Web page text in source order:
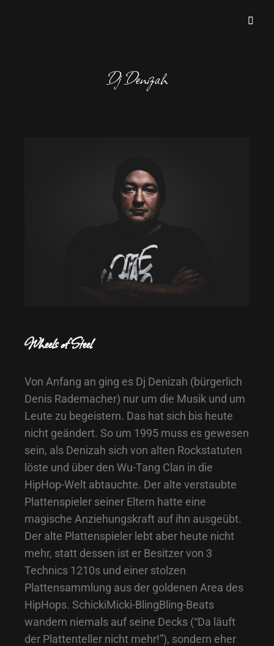
Dj Denizah
Wheels of Steel
Von Anfang an ging es Dj Denizah (bürgerlich
Denis Rademacher) nur um die Musik und um
Leute zu begeistern. Das hat sich bis heute
nicht geändert. So um 1995 muss es gewesen
sein, als Denizah sich von alten Rockstatuten
löste und über den Wu-Tang Clan in die
HipHop-Welt abtauchte. Der alte verstaubte
Plattenspieler seiner Eltern hatte eine
magische Anziehungskraft auf ihn ausgeübt.
Der alte Plattenspieler lebt aber heute nicht
mehr, statt dessen ist er Besitzer von 3
Technics 1210s und einer stolzen
Plattensammlung aus der goldenen Area des
HipHops. SchickiMicki-BlingBling-Beats
wandern niemals auf seine Decks (“Da läuft
der Plattenteller nicht mehr!”), sondern eher